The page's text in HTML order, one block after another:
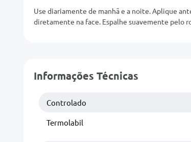
Use diariamente de manhã e a noite. Aplique
diretamente na face. Espalhe suavemente pelo
Informações Técnicas
Controlado
Termolabil